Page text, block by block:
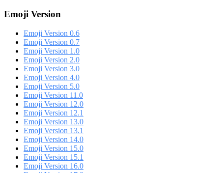
Emoji Version
Emoji Version 0.6
Emoji Version 0.7
Emoji Version 1.0
Emoji Version 2.0
Emoji Version 3.0
Emoji Version 4.0
Emoji Version 5.0
Emoji Version 11.0
Emoji Version 12.0
Emoji Version 12.1
Emoji Version 13.0
Emoji Version 13.1
Emoji Version 14.0
Emoji Version 15.0
Emoji Version 15.1
Emoji Version 16.0